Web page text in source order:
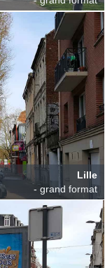
Lille
- grand format